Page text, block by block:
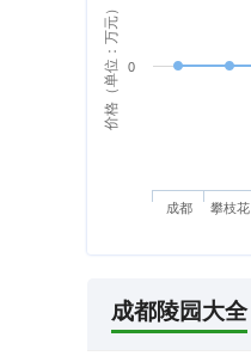
价格（单位：万元）
成都 攀枝花
0
成都陵园大全